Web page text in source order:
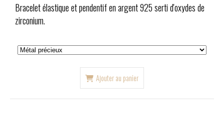
Bracelet élastique et pendentif en argent 925 serti d'oxydes de
zirconium.
Ajouter au panier